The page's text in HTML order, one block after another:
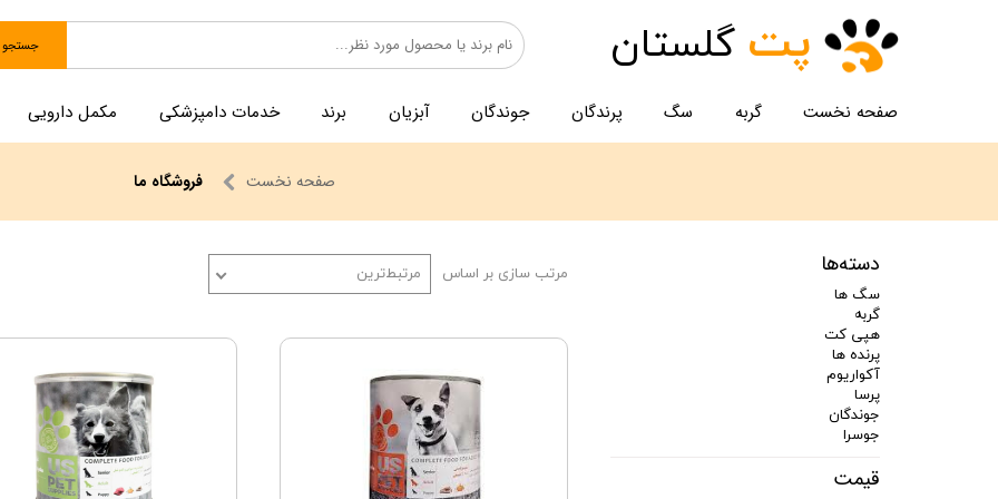
صفحه نخست گربه سگ پرندگان جوندگان آبزیان برند خدمات دامپزشکی مکمل دارویی
جستجو پت گلستان
صفحه نخست فروشگاه ما
دسته‌ها
سگ ها
گربه
هپی کت
پرنده ها
آکواریوم
پرسا
جوندگان
جوسرا
قیمت
مرتب سازی بر اساس مرتبط‌ترین